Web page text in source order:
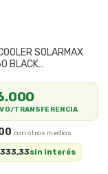
SOLARMAX
BLACK
sin interés
TRANSFERENCIA